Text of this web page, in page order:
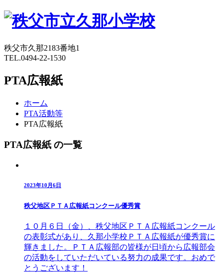
秩父市久那2183番地1
TEL.0494-22-1530
PTA広報紙
ホーム
PTA活動等
PTA広報紙
PTA広報紙 の一覧
2023年10月6日
秩父地区ＰＴＡ広報紙コンクール優秀賞
１０月６日（金）、秩父地区ＰＴＡ広報紙コンクール
の表彰式があり、久那小学校ＰＴＡ広報紙が優秀賞に
輝きました。ＰＴＡ広報部の皆様が日頃から広報部会
の活動をしていただいている努力の成果です。おめで
とうございます！